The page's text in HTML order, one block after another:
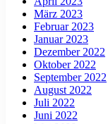
März 2023
Februar 2023
Januar 2023
Dezember 2022
Oktober 2022
September 2022
August 2022
Juli 2022
Juni 2022